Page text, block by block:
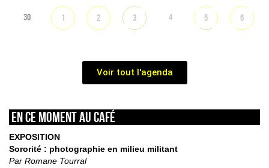
30 1 2 3 4 5 6
Voir tout l'agenda
En ce moment au café
EXPOSITION
Sororité : photographie en milieu militant
Par Romane Tourral